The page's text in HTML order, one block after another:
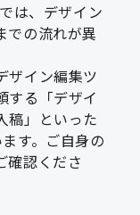
は、デザイン
での流れが異
ザイン編集ツ
する「デザイ
稿」といった
す。ご自身の
確認くださ